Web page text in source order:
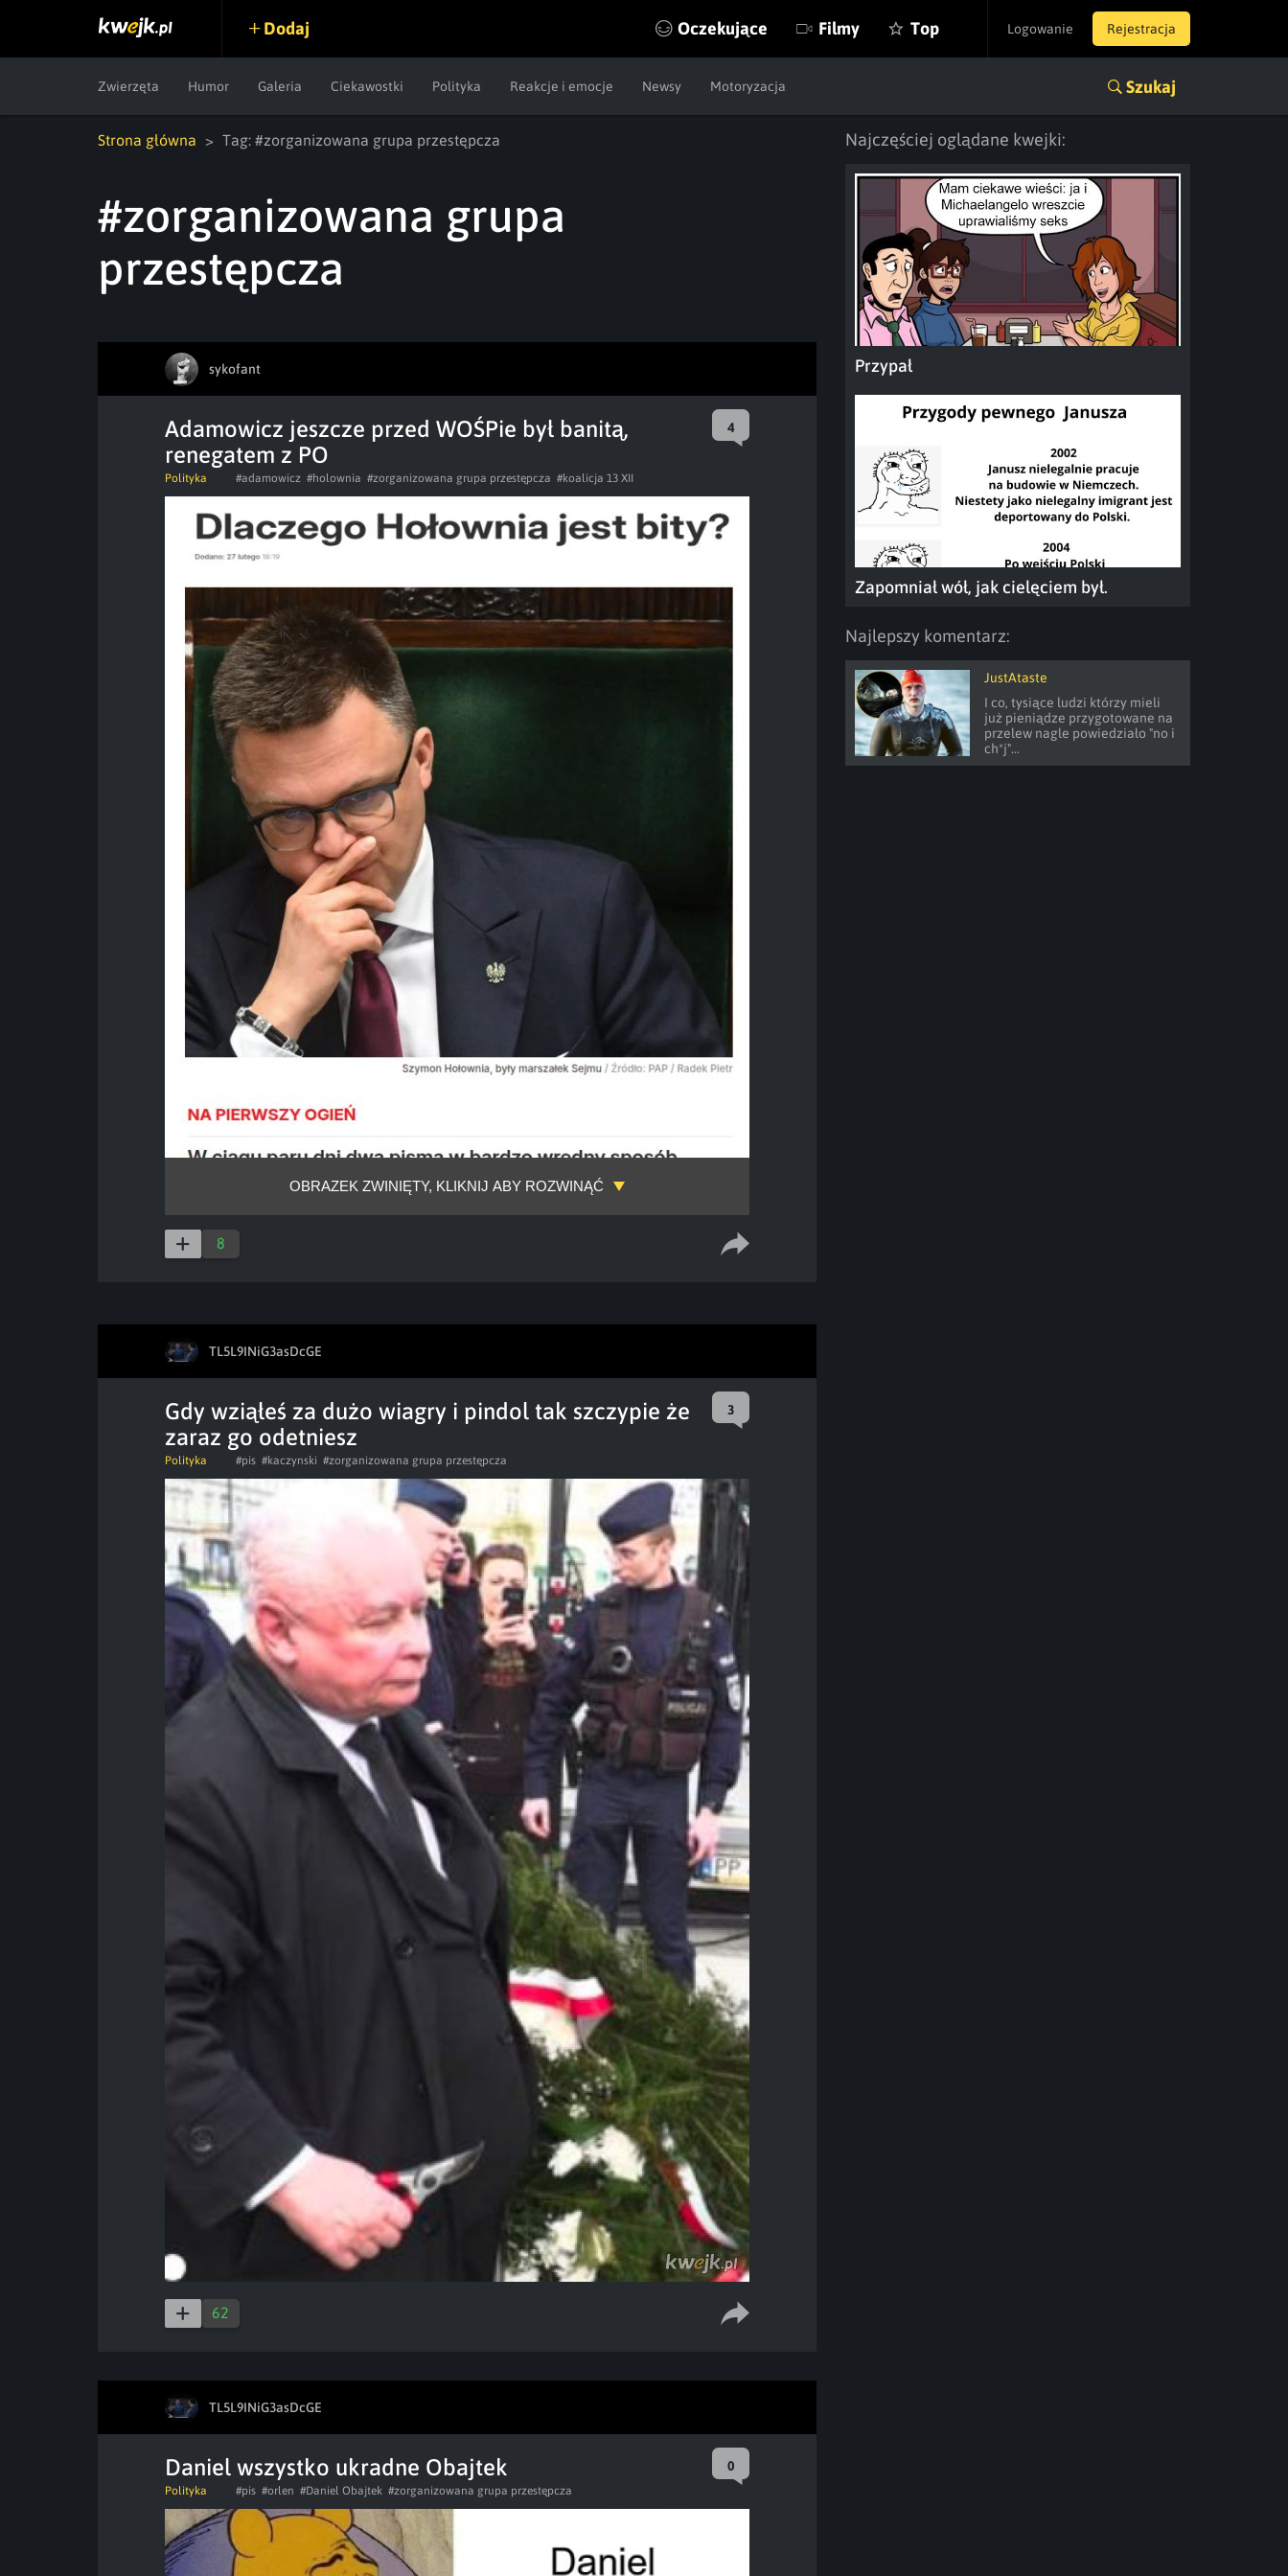
Logowanie Rejestracja
Dodaj Oczekujące Filmy Top
Zwierzęta Humor Galeria Ciekawostki Polityka Reakcje i emocje Newsy Motoryzacja Szukaj
Strona główna Tag: #zorganizowana grupa przestępcza
#zorganizowana grupa
przestępcza
sykofant
Adamowicz jeszcze przed WOŚPie był banitą,
renegatem z PO
4
Polityka #adamowicz #holownia #zorganizowana grupa przestępcza #koalicja 13 XII
OBRAZEK ZWINIĘTY, KLIKNIJ ABY ROZWINĄĆ
8
TL5L9INiG3asDcGE
Gdy wziąłeś za dużo wiagry i pindol tak szczypie że
zaraz go odetniesz
3
Polityka #pis #kaczynski #zorganizowana grupa przestępcza
62
TL5L9INiG3asDcGE
Daniel wszystko ukradne Obajtek 0
Polityka #pis #orlen #Daniel Obajtek #zorganizowana grupa przestępcza
Najczęściej oglądane kwejki:
Przypał
Zapomniał wół, jak cielęciem był.
Najlepszy komentarz:
JustAtaste
I co, tysiące ludzi którzy mieli
już pieniądze przygotowane na
przelew nagle powiedziało "no i
ch*j"...